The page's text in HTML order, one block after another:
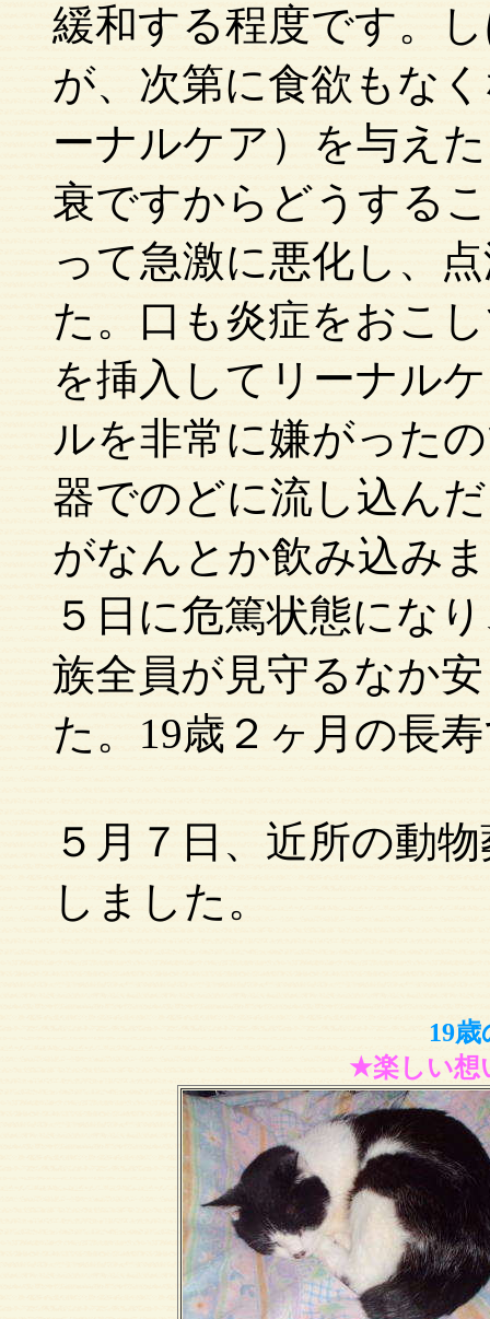
緩和する程度です。
が、次第に食欲もな
ーナルケア）を与え
衰ですからどうする
って急激に悪化し、
た。口も炎症をおこ
を挿入してリーナル
ルを非常に嫌がった
器でのどに流し込ん
がなんとか飲み込み
５日に危篤状態にな
族全員が見守るなか
た。19歳２ヶ月の長
５月７日、近所の動
しました。
19
★楽しい想